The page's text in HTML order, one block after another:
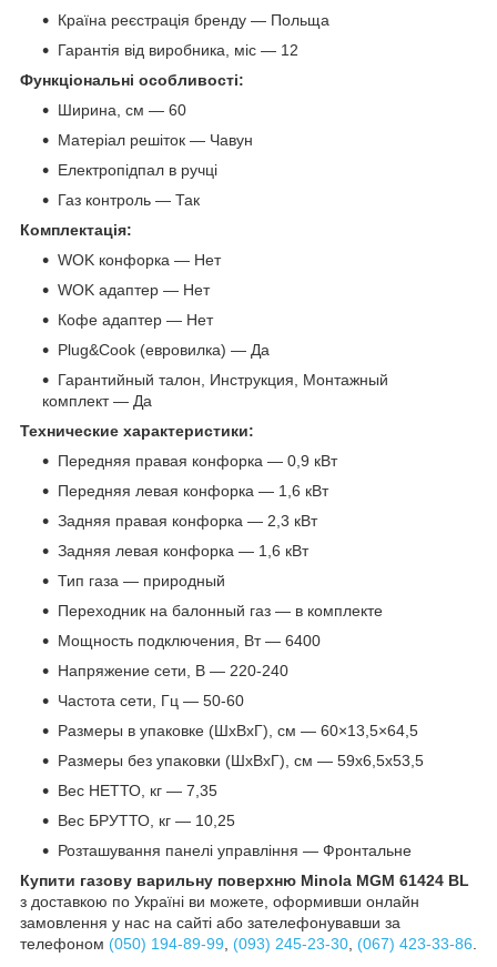
Країна реєстрація бренду — Польща
Гарантія від виробника, міс — 12
Функціональні особливості:
Ширина, см — 60
Матеріал решіток — Чавун
Електропідпал в ручці
Газ контроль — Так
Комплектація:
WOK конфорка — Нет
WOK адаптер — Нет
Кофе адаптер — Нет
Plug&Cook (евровилка) — Да
Гарантийный талон, Инструкция, Монтажный
комплект — Да
Технические характеристики:
Передняя правая конфорка — 0,9 кВт
Передняя левая конфорка — 1,6 кВт
Задняя правая конфорка — 2,3 кВт
Задняя левая конфорка — 1,6 кВт
Тип газа — природный
Переходник на балонный газ — в комплекте
Мощность подключения, Вт — 6400
Напряжение сети, В — 220-240
Частота сети, Гц — 50-60
Размеры в упаковке (ШхВхГ), см — 60×13,5×64,5
Размеры без упаковки (ШхВхГ), см — 59х6,5х53,5
Вес НЕТТО, кг — 7,35
Вес БРУТТО, кг — 10,25
Розташування панелі управління — Фронтальне
Купити газову варильну поверхню Minola MGM 61424 BL
з доставкою по Україні ви можете, оформивши онлайн
замовлення у нас на сайті або зателефонувавши за
телефоном (050) 194-89-99 (093) 245-23-30 (067) 423-33-86